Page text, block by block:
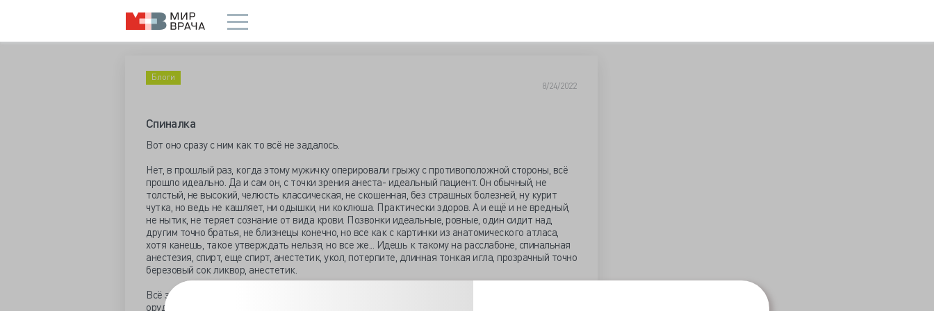
Блоги
8/24/2022
Спиналка
Вот оно сразу с ним как то всё не задалось.
Нет, в прошлый раз, когда этому мужичку оперировали грыжу с противоположной стороны, всё
прошло идеально. Да и сам он, с точки зрения анеста- идеальный пациент. Он обычный, не
толстый, не высокий, челюсть классическая, не скошенная, без страшных болезней, ну курит
чутка, но ведь не кашляет, ни одышки, ни коклюша. Практически здоров. А и ещё и не вредный,
не нытик, не теряет сознание от вида крови. Позвонки идеальные, ровные, один сидит над
другим точно братья, не близнецы конечно, но все как с картинки из анатомического атласа,
хотя канешь, такое утверждать нельзя, но все же... Идешь к такому на расслабоне, спинальная
анестезия, спирт, еще спирт, анестетик, укол, потерпите, длинная тонкая игла, прозрачный точно
березовый сок ликвор, анестетик.
Всё здорово, анестезировано все что ниже пупка. Операция, паховая грыжа, хирург скальпелем
орудует, вжик, кожа, подкожка. Чик, чик ножницами, чпоньк чпоньк, зажимами сдавили сосуды.